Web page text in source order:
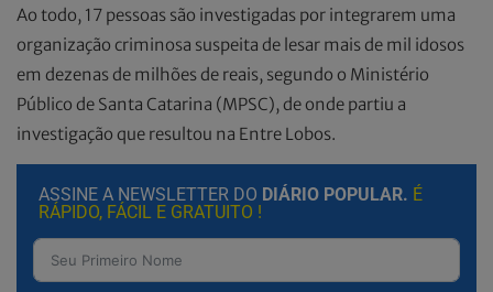
Ao todo, 17 pessoas são investigadas por integrarem uma
organização criminosa suspeita de lesar mais de mil idosos
em dezenas de milhões de reais, segundo o Ministério
Público de Santa Catarina (MPSC), de onde partiu a
investigação que resultou na Entre Lobos.
ASSINE A NEWSLETTER DO DIÁRIO POPULAR. É
RÁPIDO, FÁCIL E GRATUITO !